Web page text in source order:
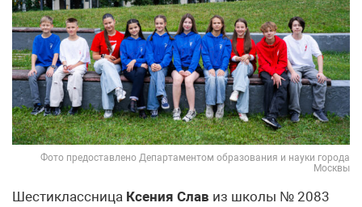
Фото предоставлено Департаментом образования и науки города
Москвы
Шестиклассница Ксения Слав из школы № 2083